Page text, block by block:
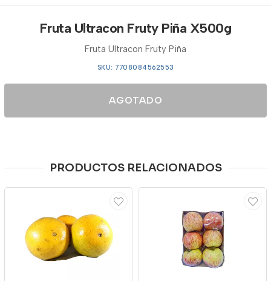
Fruta Ultracon Fruty Piña X500g
Fruta Ultracon Fruty Piña
SKU: 7708084562553
AGOTADO
PRODUCTOS RELACIONADOS